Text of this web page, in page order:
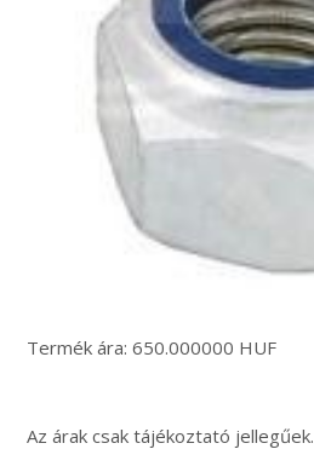
Termék ára: 650.000000 HUF
Az árak csak tájékoztató jellegűek.